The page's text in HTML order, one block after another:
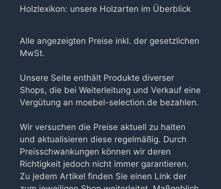
Holzlexikon: unsere Holzarten im Überblick
Alle angezeigten Preise inkl. der gesetzlichen
MwSt.
Unsere Seite enthält Produkte diverser
Shops, die bei Weiterleitung und Verkauf eine
Vergütung an moebel-selection.de bezahlen.
Wir versuchen die Preise aktuell zu halten
und aktualisieren diese regelmäßig. Durch
Preisschwankungen können wir deren
Richtigkeit jedoch nicht immer garantieren.
Zu jedem Artikel finden Sie einen Link der